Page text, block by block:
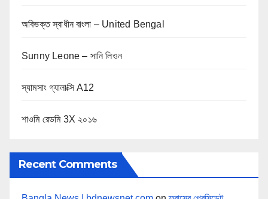
n
t
i
o
অবিভক্ত স্বাধীন বাংলা – United Bengal
Sunny Leone – সানি লিওন
স্যামসাং গ্যালাক্সি A12
শাওমি রেডমি 3X ২০১৬
Recent Comments